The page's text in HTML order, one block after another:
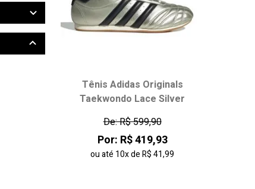
Tênis Adidas Originals
Taekwondo Lace Silver
De: R$ 599,90
Por: R$ 419,93
ou até 10xdeR$ 41,99